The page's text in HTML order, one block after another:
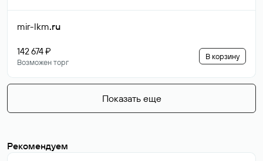
mir-lkm.ru
142 674 ₽
Возможен торг
В корзину
Показать еще
Рекомендуем